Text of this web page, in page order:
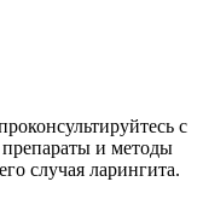
с
и методы
случая ларингита.